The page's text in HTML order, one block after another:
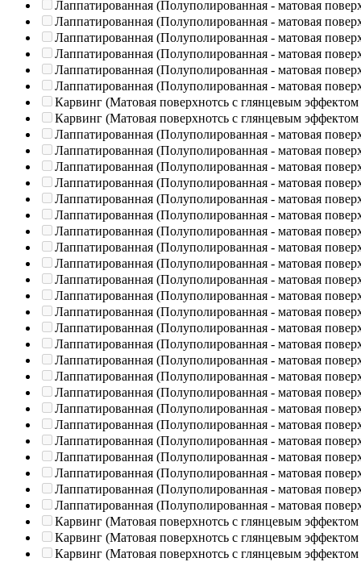
Лаппатированная (Полуполированная - матовая
Лаппатированная (Полуполированная - матовая
Лаппатированная (Полуполированная - матовая
Лаппатированная (Полуполированная - матовая
Лаппатированная (Полуполированная - матовая
Лаппатированная (Полуполированная - матовая
Карвинг (Матовая поверхнотсь с глянцевым эффектом
Карвинг (Матовая поверхнотсь с глянцевым эффектом
Лаппатированная (Полуполированная - матовая
Лаппатированная (Полуполированная - матовая
Лаппатированная (Полуполированная - матовая
Лаппатированная (Полуполированная - матовая
Лаппатированная (Полуполированная - матовая
Лаппатированная (Полуполированная - матовая
Лаппатированная (Полуполированная - матовая
Лаппатированная (Полуполированная - матовая
Лаппатированная (Полуполированная - матовая
Лаппатированная (Полуполированная - матовая
Лаппатированная (Полуполированная - матовая
Лаппатированная (Полуполированная - матовая
Лаппатированная (Полуполированная - матовая
Лаппатированная (Полуполированная - матовая
Лаппатированная (Полуполированная - матовая
Лаппатированная (Полуполированная - матовая
Лаппатированная (Полуполированная - матовая
Лаппатированная (Полуполированная - матовая
Лаппатированная (Полуполированная - матовая
Лаппатированная (Полуполированная - матовая
Лаппатированная (Полуполированная - матовая
Лаппатированная (Полуполированная - матовая
Лаппатированная (Полуполированная - матовая
Лаппатированная (Полуполированная - матовая
Карвинг (Матовая поверхнотсь с глянцевым эффектом
Карвинг (Матовая поверхнотсь с глянцевым эффектом
Карвинг (Матовая поверхнотсь с глянцевым эффектом